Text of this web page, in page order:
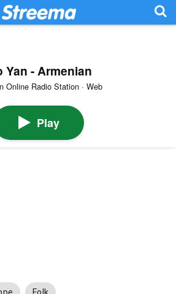
Yan - Armenian
Online Radio Station · Web
Play